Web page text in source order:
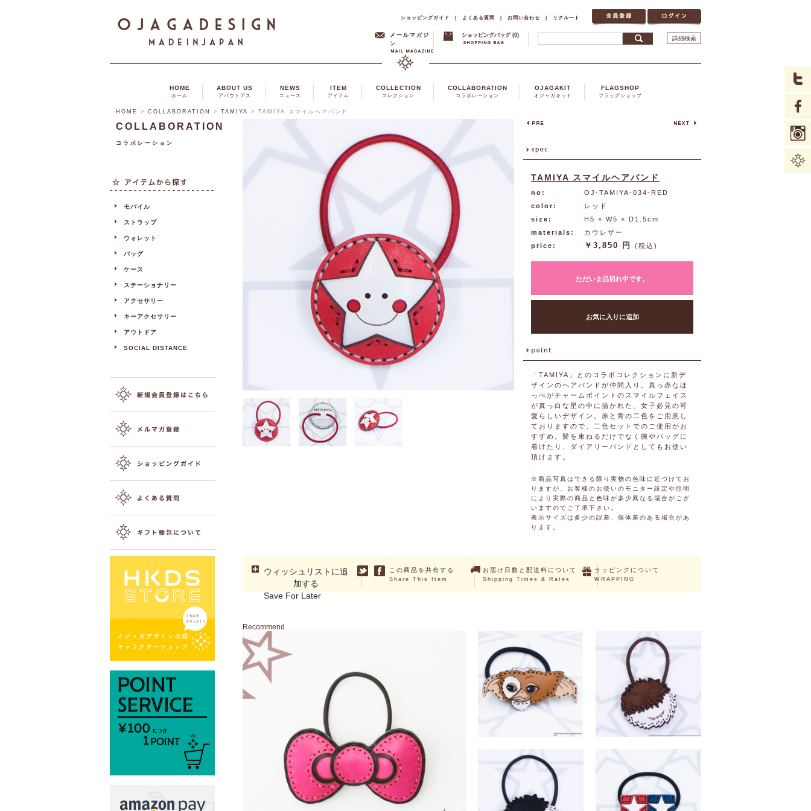
ショッピングガイド | よくある質問 | お問い合わせ | リクルート
メールマガジ
ン
ショッピングバッグ (0) 詳細検索
HOME
ホーム
ABOUT US
アバウトアス
NEWS
ニュース
ITEM
アイテム
COLLECTION
コレクション
COLLABORATION
コラボレーション
OJAGAKIT
オジャガキット
FLAGSHOP
フラッグショップ
HOME > COLLABORATION > TAMIYA > TAMIYA スマイルヘアバンド
TAMIYA スマイルヘアバンド
no:
OJ-TAMIYA-034-RED
color:
レッド
size:
H5 × W5 × D1.5cm
materials:
カウレザー
price:
￥3,850 円 (税込)
ただいま品切れ中です。
お気に入りに追加
「TAMIYA」とのコラボコレクションに新デ
ザインのヘアバンドが仲間入り。真っ赤なほ
っぺがチャームポイントのスマイルフェイス
が真っ白な星の中に描かれた、女子必見の可
愛らしいデザイン。赤と青の二色をご用意し
ておりますので、二色セットでのご使用がお
すすめ。髪を束ねるだけでなく腕やバッグに
着けたり、ダイアリーバンドとしてもお使い
頂けます。
※商品写真はできる限り実物の色味に近づけてお
りますが、お客様のお使いのモニター設定や照明
により実際の商品と色味が多少異なる場合がござ
いますのでご了承下さい。
表示サイズは多少の誤差、個体差のある場合があ
ります。
ウィッシュリストに追
加する
Save For Later
この商品を共有する
Share This Item
お届け日数と配送料について
Shipping Times & Rates
ラッピングについて
WRAPPING
Recommend
グレムリン ヘアゴム (ギズモ)
￥4,950 （税込）
COLLABORATION
コラボレーション
モバイル
ストラップ
ウォレット
バッグ
ケース
ステーショナリー
アクセサリー
キーアクセサリー
アウトドア
SOCIAL DISTANCE